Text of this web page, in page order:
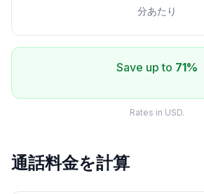
分あたり
Save up to 71%
Rates in USD.
通話料金を計算